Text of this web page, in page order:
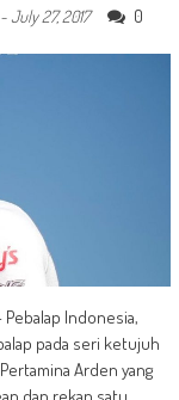
July 27, 2017 0
Pebalap Indonesia,
pada seri ketujuh
Arden yang